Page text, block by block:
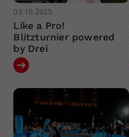
03.10.2025
Like a Pro!
Blitzturnier powered
by Drei